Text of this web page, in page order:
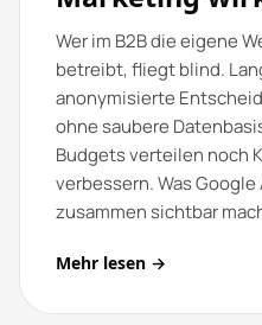
Wer im B2B die eigene
betreibt, fliegt blind.
anonymisierte
ohne saubere
Budgets verteilen noch
verbessern. Was
zusammen sichtbar
Mehr lesen →